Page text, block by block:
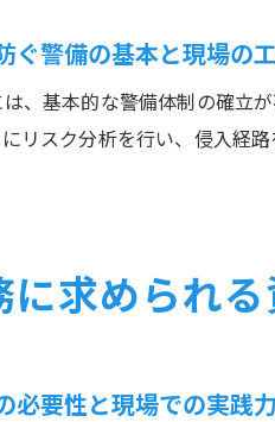
ぐ警備の基本と現場の
、基本的な警備体制の確立
リスク分析を行い、侵入経
に求められ
必要性と現場での実践